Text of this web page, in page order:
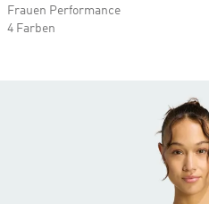
Frauen Performance
4 Farben